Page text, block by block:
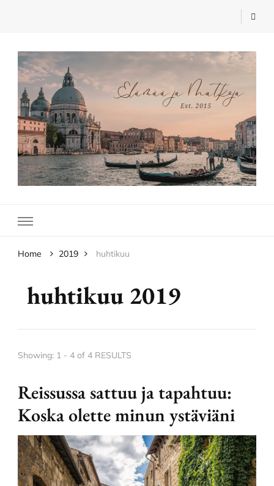
Elämää ja Matkoja
Home 2019 huhtikuu
huhtikuu 2019
Showing: 1 - 4 of 4 RESULTS
Reissussa sattuu ja tapahtuu:
Koska olette minun ystäviäni